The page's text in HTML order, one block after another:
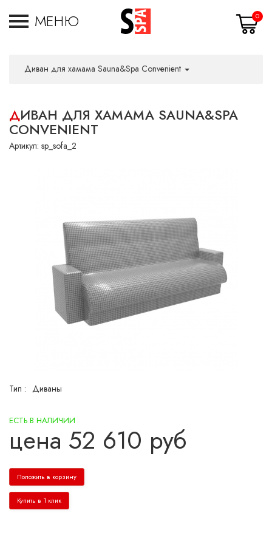
МЕНЮ 0
Диван для хамама Sauna&Spa Convenient
ДИВАН ДЛЯ ХАМАМА SAUNA&SPA
CONVENIENT
Артикул: sp_sofa_2
Тип : Диваны
ЕСТЬ В НАЛИЧИИ
цена 52 610 руб
Положить в корзину
Купить в 1 клик